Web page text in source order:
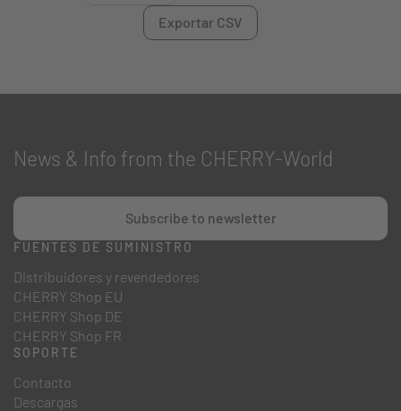
Exportar CSV
News & Info from the CHERRY-World
Subscribe to newsletter
FUENTES DE SUMINISTRO
Distribuidores y revendedores
CHERRY Shop EU
CHERRY Shop DE
CHERRY Shop FR
SOPORTE
Contacto
Descargas